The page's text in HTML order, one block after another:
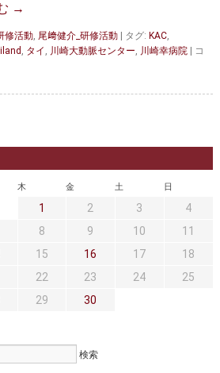
ドクターカー
は
→
修活動, 尾﨑健介_研修活動 タグ: KAC,
, タイ , 川崎大動脈センター, 川崎幸病院
川
動
タ
コ
木 金 土 日
1 2 3
4
8 9 10
11
15 16 17
18
22 23 24
25
29
30